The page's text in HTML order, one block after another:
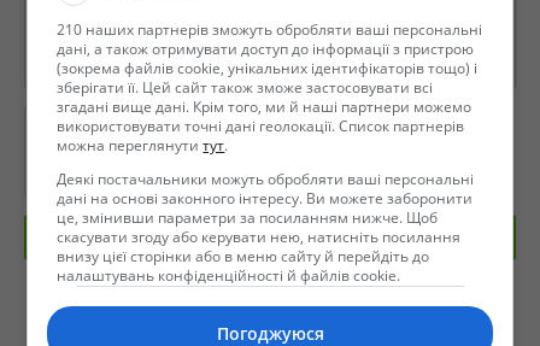
Отправить сообщение
210 наших партнерів зможуть обробляти ваші персональні
дані, а також отримувати доступ до інформації з пристрою
(зокрема файлів cookie, унікальних ідентифікаторів тощо) і
зберігати її. Цей сайт також зможе застосовувати всі
згадані вище дані. Крім того, ми й наші партнери можемо
використовувати точні дані геолокації. Список партнерів
можна переглянутитут.
Деякі постачальники можуть обробляти ваші персональні
дані на основі законного інтересу. Ви можете заборонити
це, змінивши параметри за посиланням нижче. Щоб
скасувати згоду або керувати нею, натисніть посилання
внизу цієї сторінки або в меню сайту й перейдіть до
налаштувань конфіденційності й файлів cookie.
Погоджуюся